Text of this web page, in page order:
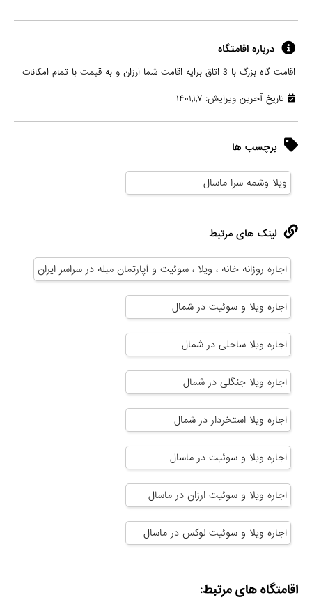
درباره اقامتگاه
اقامت گاه بزرگ با 3 اتاق برایه اقامت شما ارزان و به قیمت با تمام امکانات
تاریخ آخرین ویرایش: ۱۴۰۱,۱,۷
برچسب ها
ویلا وشمه سرا ماسال
لینک های مرتبط
اجاره روزانه خانه ، ویلا ، سوئیت و آپارتمان مبله در سراسر ایران
اجاره ویلا و سوئیت در شمال
اجاره ویلا ساحلی در شمال
اجاره ویلا جنگلی در شمال
اجاره ویلا استخردار در شمال
اجاره ویلا و سوئیت در ماسال
اجاره ویلا و سوئیت ارزان در ماسال
اجاره ویلا و سوئیت لوکس در ماسال
اقامتگاه های مرتبط: